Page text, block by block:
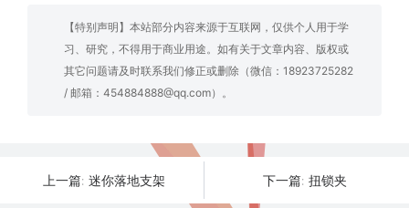
【特别声明】本站部分内容来源于互联网，仅供个人用于学
习、研究，不得用于商业用途。如有关于文章内容、版权或
其它问题请及时联系我们修正或删除（微信：18923725282
/ 邮箱：454884888@qq.com）。
上一篇: 迷你落地支架 下一篇: 扭锁夹